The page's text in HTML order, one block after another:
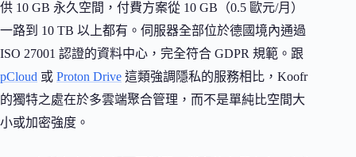
供 10 GB 永久空間，付費方案從 10 GB（0.5 歐元/月）
一路到 10 TB 以上都有。伺服器全部位於德國境內通過
ISO 27001 認證的資料中心，完全符合 GDPR 規範。跟
pCloud 或 Proton Drive 這類強調隱私的服務相比，Koofr
的獨特之處在於多雲端聚合管理，而不是單純比空間大
小或加密強度。